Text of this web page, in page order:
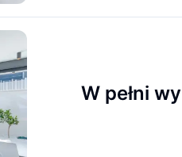
W pełni